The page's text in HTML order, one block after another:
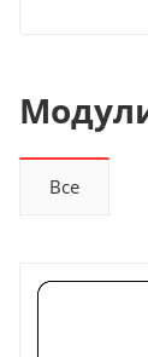
Все